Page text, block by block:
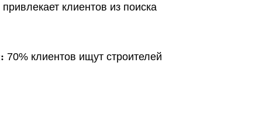
привлекает клиентов из поиска
70% клиентов ищут строителей